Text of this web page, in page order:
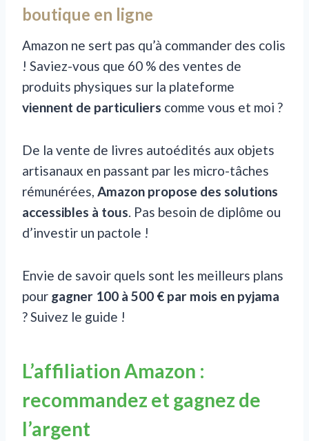
boutique en ligne
Amazon ne sert pas qu’à commander des colis
! Saviez-vous que 60 % des ventes de
produits physiques sur la plateforme
viennent de particuliers comme vous et moi ?
De la vente de livres autoédités aux objets
artisanaux en passant par les micro-tâches
rémunérées, Amazon propose des solutions
accessibles à tous. Pas besoin de diplôme ou
d’investir un pactole !
Envie de savoir quels sont les meilleurs plans
pour gagner 100 à 500 € par mois en pyjama
? Suivez le guide !
L’affiliation Amazon :
recommandez et gagnez de
l’argent